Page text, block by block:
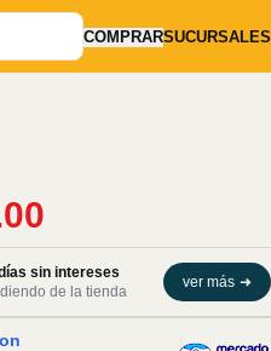
COMPRARSUCURSALES
sin intereses
de la tienda
ver más ➜